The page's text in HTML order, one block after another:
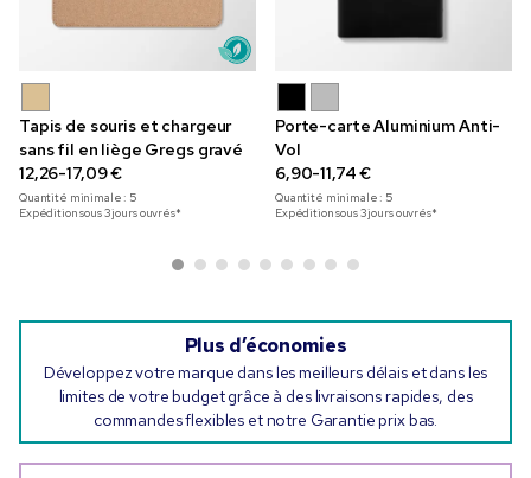
Tapis de souris et chargeur
sans fil en liège Gregs gravé
12,26-17,09 €
Quantité minimale : 5
Expédition sous 3 jours ouvrés*
Porte-carte Aluminium Anti-
Vol
6,90-11,74 €
Quantité minimale : 5
Expédition sous 3 jours ouvrés*
Plus d’économies
Développez votre marque dans les meilleurs délais et dans les
limites de votre budget grâce à des livraisons rapides, des
commandes flexibles et notre Garantie prix bas.